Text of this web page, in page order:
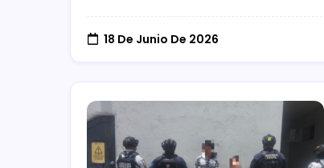
18 De Junio De 2026